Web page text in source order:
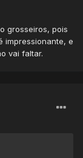
grosseiros, pois
impressionante, e
vai faltar.